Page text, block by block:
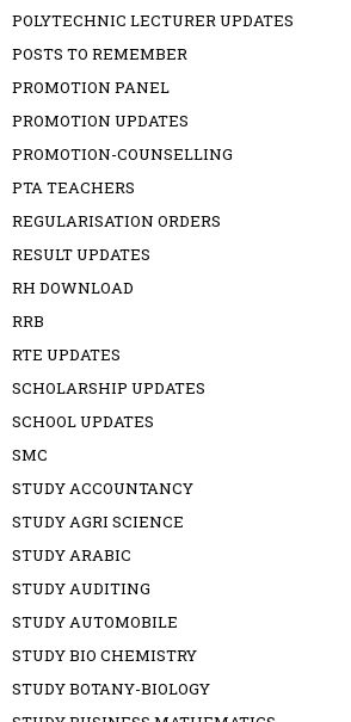
POLYTECHNIC LECTURER UPDATES
POSTS TO REMEMBER
PROMOTION PANEL
PROMOTION UPDATES
PROMOTION-COUNSELLING
PTA TEACHERS
REGULARISATION ORDERS
RESULT UPDATES
RH DOWNLOAD
RRB
RTE UPDATES
SCHOLARSHIP UPDATES
SCHOOL UPDATES
SMC
STUDY ACCOUNTANCY
STUDY AGRI SCIENCE
STUDY ARABIC
STUDY AUDITING
STUDY AUTOMOBILE
STUDY BIO CHEMISTRY
STUDY BOTANY-BIOLOGY